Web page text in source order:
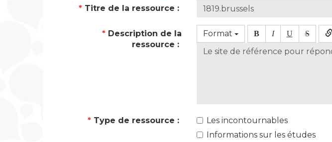
* Titre de la ressource :
* Description de la
ressource :
Format B I U S
*Type de ressource :
Les incontournables
Informations sur les études